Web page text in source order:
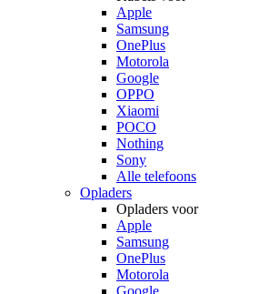
Apple
Samsung
OnePlus
Motorola
Google
OPPO
Xiaomi
POCO
Nothing
Sony
Alle telefoons
Opladers
Opladers voor
Apple
Samsung
OnePlus
Motorola
Google